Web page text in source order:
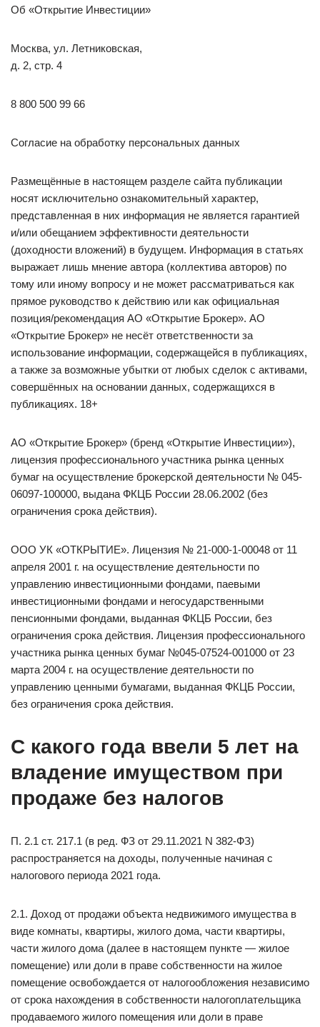
Об «Открытие Инвестиции»
Москва, ул. Летниковская,
д. 2, стр. 4
8 800 500 99 66
Согласие на обработку персональных данных
Размещённые в настоящем разделе сайта публикации
носят исключительно ознакомительный характер,
представленная в них информация не является гарантией
и/или обещанием эффективности деятельности
(доходности вложений) в будущем. Информация в статьях
выражает лишь мнение автора (коллектива авторов) по
тому или иному вопросу и не может рассматриваться как
прямое руководство к действию или как официальная
позиция/рекомендация АО «Открытие Брокер». АО
«Открытие Брокер» не несёт ответственности за
использование информации, содержащейся в публикациях,
а также за возможные убытки от любых сделок с активами,
совершённых на основании данных, содержащихся в
публикациях. 18+
АО «Открытие Брокер» (бренд «Открытие Инвестиции»),
лицензия профессионального участника рынка ценных
бумаг на осуществление брокерской деятельности № 045-
06097-100000, выдана ФКЦБ России 28.06.2002 (без
ограничения срока действия).
ООО УК «ОТКРЫТИЕ». Лицензия № 21-000-1-00048 от 11
апреля 2001 г. на осуществление деятельности по
управлению инвестиционными фондами, паевыми
инвестиционными фондами и негосударственными
пенсионными фондами, выданная ФКЦБ России, без
ограничения срока действия. Лицензия профессионального
участника рынка ценных бумаг №045-07524-001000 от 23
марта 2004 г. на осуществление деятельности по
управлению ценными бумагами, выданная ФКЦБ России,
без ограничения срока действия.
С какого года ввели 5 лет на
владение имуществом при
продаже без налогов
П. 2.1 ст. 217.1 (в ред. ФЗ от 29.11.2021 N 382-ФЗ)
распространяется на доходы, полученные начиная с
налогового периода 2021 года.
2.1. Доход от продажи объекта недвижимого имущества в
виде комнаты, квартиры, жилого дома, части квартиры,
части жилого дома (далее в настоящем пункте — жилое
помещение) или доли в праве собственности на жилое
помещение освобождается от налогообложения независимо
от срока нахождения в собственности налогоплательщика
продаваемого жилого помещения или доли в праве